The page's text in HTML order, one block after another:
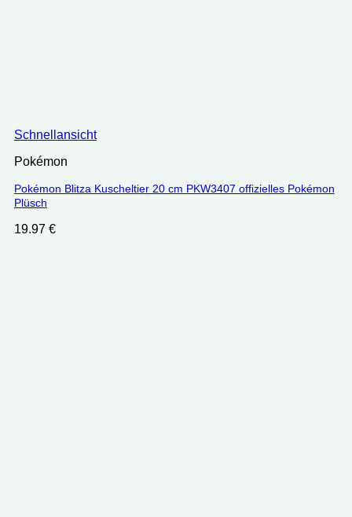
Schnellansicht
Pokémon
Pokémon Blitza Kuscheltier 20 cm PKW3407 offizielles Pokémon
Plüsch
19.97 €